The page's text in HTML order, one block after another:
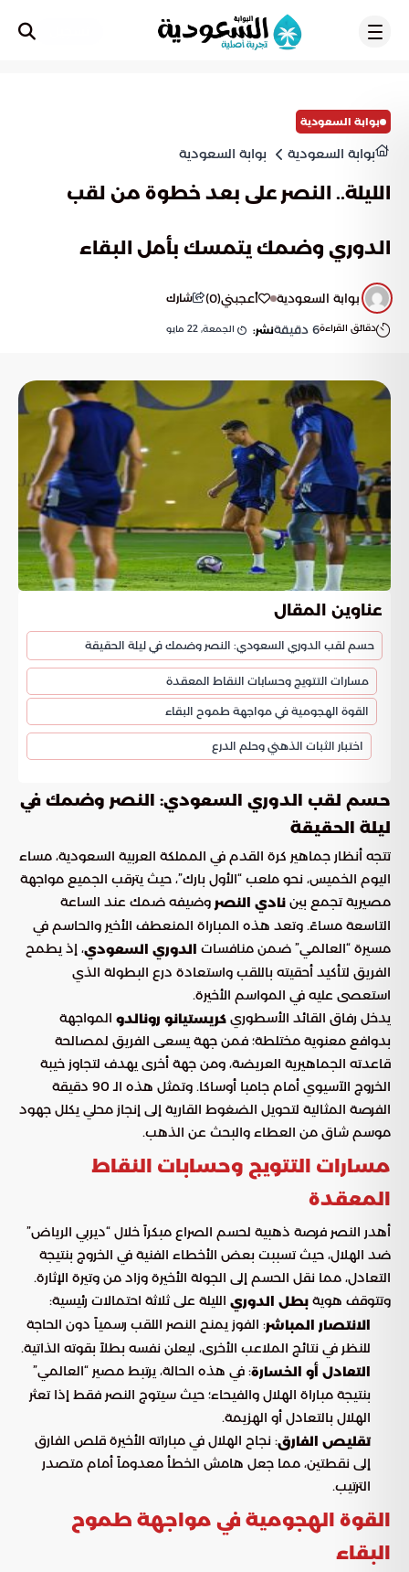
بوابة السعودية
بوابة السعودية بوابة السعودية
الليلة.. النصر على بعد خطوة من لقب
الدوري وضمك يتمسك بأمل البقاء
بوابة السعودية أعجبني(
0
) شارك
دقائق القراءة6 دقيقةنشر: الجمعة, 22 مايو
عناوين المقال
حسم لقب الدوري السعودي: النصر وضمك في ليلة الحقيقة
مسارات التتويج وحسابات النقاط المعقدة
القوة الهجومية في مواجهة طموح البقاء
اختبار الثبات الذهني وحلم الدرع
حسم لقب الدوري السعودي: النصر وضمك في
ليلة الحقيقة
تتجه أنظار جماهير كرة القدم في المملكة العربية السعودية، مساء
اليوم الخميس، نحو ملعب “الأول بارك”، حيث يترقب الجميع مواجهة
مصيرية تجمع بين نادي النصر وضيفه ضمك عند الساعة
التاسعة مساءً. وتعد هذه المباراة المنعطف الأخير والحاسم في
مسيرة “العالمي” ضمن منافسات الدوري السعودي، إذ يطمح
الفريق لتأكيد أحقيته باللقب واستعادة درع البطولة الذي
استعصى عليه في المواسم الأخيرة.
يدخل رفاق القائد الأسطوري كريستيانو رونالدو المواجهة
بدوافع معنوية مختلطة؛ فمن جهة يسعى الفريق لمصالحة
قاعدته الجماهيرية العريضة، ومن جهة أخرى يهدف لتجاوز خيبة
الخروج الآسيوي أمام جامبا أوساكا. وتمثل هذه الـ 90 دقيقة
الفرصة المثالية لتحويل الضغوط القارية إلى إنجاز محلي يكلل جهود
موسم شاق من العطاء والبحث عن الذهب.
مسارات التتويج وحسابات النقاط
المعقدة
أهدر النصر فرصة ذهبية لحسم الصراع مبكراً خلال “ديربي الرياض”
ضد الهلال، حيث تسببت بعض الأخطاء الفنية في الخروج بنتيجة
التعادل، مما نقل الحسم إلى الجولة الأخيرة وزاد من وتيرة الإثارة.
وتتوقف هوية بطل الدوري الليلة على ثلاثة احتمالات رئيسية:
الانتصار المباشر: الفوز يمنح النصر اللقب رسمياً دون الحاجة
للنظر في نتائج الملاعب الأخرى، ليعلن نفسه بطلاً بقوته الذاتية.
التعادل أو الخسارة: في هذه الحالة، يرتبط مصير “العالمي”
بنتيجة مباراة الهلال والفيحاء؛ حيث سيتوج النصر فقط إذا تعثر
الهلال بالتعادل أو الهزيمة.
تقليص الفارق: نجاح الهلال في مباراته الأخيرة قلص الفارق
إلى نقطتين، مما جعل هامش الخطأ معدوماً أمام متصدر
الترتيب.
القوة الهجومية في مواجهة طموح
البقاء